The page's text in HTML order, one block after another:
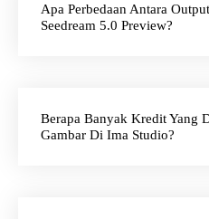
Apa Perbedaan Antara
Seedream 5.0 Preview?
Berapa Banyak Kredit Yang
Gambar Di Ima Studio?